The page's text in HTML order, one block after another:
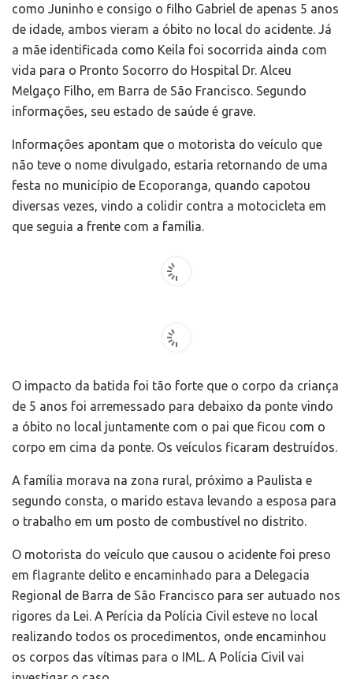
como Juninho e consigo o filho Gabriel de apenas 5 anos
de idade, ambos vieram a óbito no local do acidente. Já
a mãe identificada como Keila foi socorrida ainda com
vida para o Pronto Socorro do Hospital Dr. Alceu
Melgaço Filho, em Barra de São Francisco. Segundo
informações, seu estado de saúde é grave.
Informações apontam que o motorista do veículo que
não teve o nome divulgado, estaria retornando de uma
festa no município de Ecoporanga, quando capotou
diversas vezes, vindo a colidir contra a motocicleta em
que seguia a frente com a família.
O impacto da batida foi tão forte que o corpo da criança
de 5 anos foi arremessado para debaixo da ponte vindo
a óbito no local juntamente com o pai que ficou com o
corpo em cima da ponte. Os veículos ficaram destruídos.
A família morava na zona rural, próximo a Paulista e
segundo consta, o marido estava levando a esposa para
o trabalho em um posto de combustível no distrito.
O motorista do veículo que causou o acidente foi preso
em flagrante delito e encaminhado para a Delegacia
Regional de Barra de São Francisco para ser autuado nos
rigores da Lei. A Perícia da Polícia Civil esteve no local
realizando todos os procedimentos, onde encaminhou
os corpos das vítimas para o IML. A Polícia Civil vai